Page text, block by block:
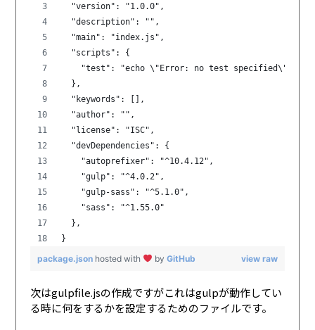
  "version": "1.0.0",
  "description": "",
  "main": "index.js",
  "scripts": {
"test": "echo \"Error: no test specified\" &&
  },
  "keywords": [],
  "author": "",
  "license": "ISC",
  "devDependencies": {
    "autoprefixer": "^10.4.12",
    "gulp": "^4.0.2",
    "gulp-sass": "^5.1.0",
    "sass": "^1.55.0"
  },
}
view raw
package.json hosted with byGitHub
次はgulpfile.jsの作成ですがこれはgulpが動作してい
る時に何をするかを設定するためのファイルです。